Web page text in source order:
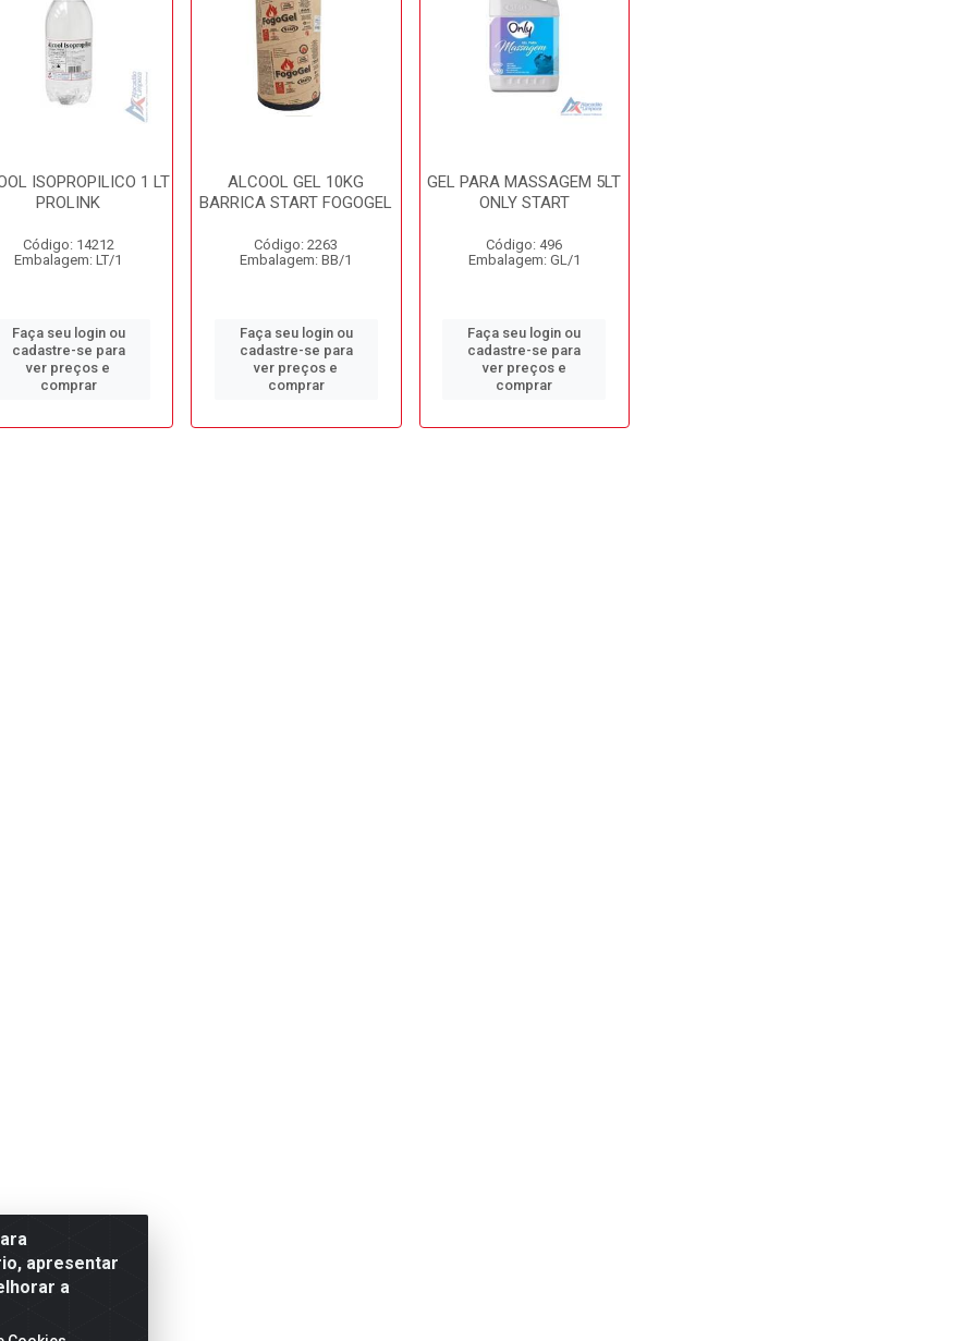
ISOPROPILICO 1 LT
PROLINK
Código: 14212
Embalagem: LT/1
Faça seu login ou
cadastre-se para
ver preços e
comprar
ALCOOL GEL 10KG
BARRICA START FOGOGEL
Código: 2263
Embalagem: BB/1
Faça seu login ou
cadastre-se para
ver preços e
comprar
GEL PARA MASSAGEM 5LT
ONLY START
Código: 496
Embalagem: GL/1
Faça seu login ou
cadastre-se para
ver preços e
comprar
apresentar
a